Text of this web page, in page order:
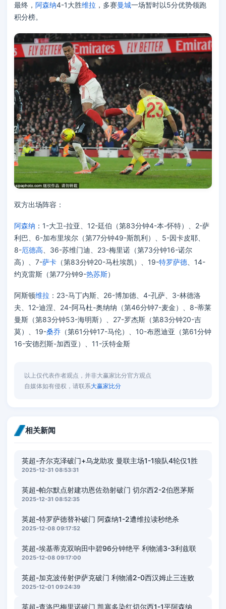
最终， 阿森纳4-1大胜维拉 ，多赛曼城一场暂时以5分优势领跑
积分榜。
双方出场阵容：
阿森纳 ：1-大卫-拉亚、12-廷伯（第83分钟4-本-怀特）、2-萨
利巴、6-加布里埃尔（第77分钟49-斯凯利）、5-因卡皮耶、
8-厄德高 、36-苏维门迪、23-梅里诺（第73分钟16-诺尔
高）、7-萨卡 （第83分钟20-马杜埃凯）、19-特罗萨德 、14-
约克雷斯（第77分钟9-热苏斯）
阿斯顿维拉 ：23-马丁内斯、26-博加德、4-孔萨、3-林德洛
夫、12-迪涅、24-阿马杜-奥纳纳（第46分钟7-麦金）、8-蒂莱
曼斯（第83分钟53-海明斯）、27-罗杰斯（第83分钟20-吉
莫）、19-桑乔 （第61分钟17-马伦）、10-布恩迪亚（第61分钟
16-安德烈斯-加西亚）、11-沃特金斯
以上仅代表作者观点，并非大赢家比分官方观点
自媒体如有侵权，请联系大赢家比分
相关新闻
英超-齐尔克泽破门+乌龙助攻 曼联主场1-1狼队4轮仅1胜
2025-12-31 08:53:31
英超-帕尔默点射建功恩佐劲射破门 切尔西2-2伯恩茅斯
2025-12-31 08:52:35
英超-特罗萨德替补破门 阿森纳1-2遭维拉读秒绝杀
2025-12-08 09:17:52
英超-埃基蒂克双响田中碧96分钟绝平 利物浦3-3利兹联
2025-12-08 09:17:00
英超-加克波传射伊萨克破门 利物浦2-0西汉姆止三连败
2025-12-01 09:24:39
英超-查洛巴梅里诺破门 凯塞多染红切尔西1-1平阿森纳